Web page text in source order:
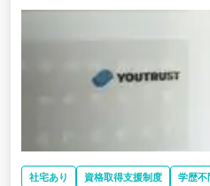
社宅あり 資格取得支援制度 学歴不